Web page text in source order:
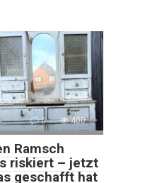
0 400
Ramsch
riskiert – jetzt
geschafft hat